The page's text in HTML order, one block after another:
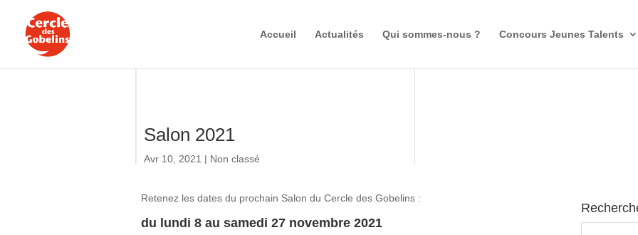
Accueil Actualités Qui sommes-nous ? Concours Jeunes Talents
Salon 2021
Avr 10, 2021 | Non classé
Retenez les dates du prochain Salon du Cercle des Gobelins :
du lundi 8 au samedi 27 novembre 2021